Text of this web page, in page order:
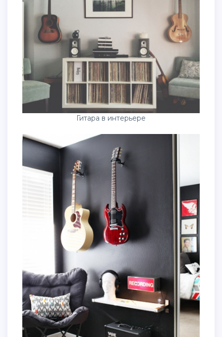
Гитара в интерьере